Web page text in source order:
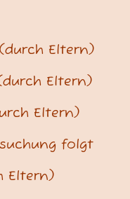
Eltern)
Eltern)
Eltern)
folgt
Eltern)